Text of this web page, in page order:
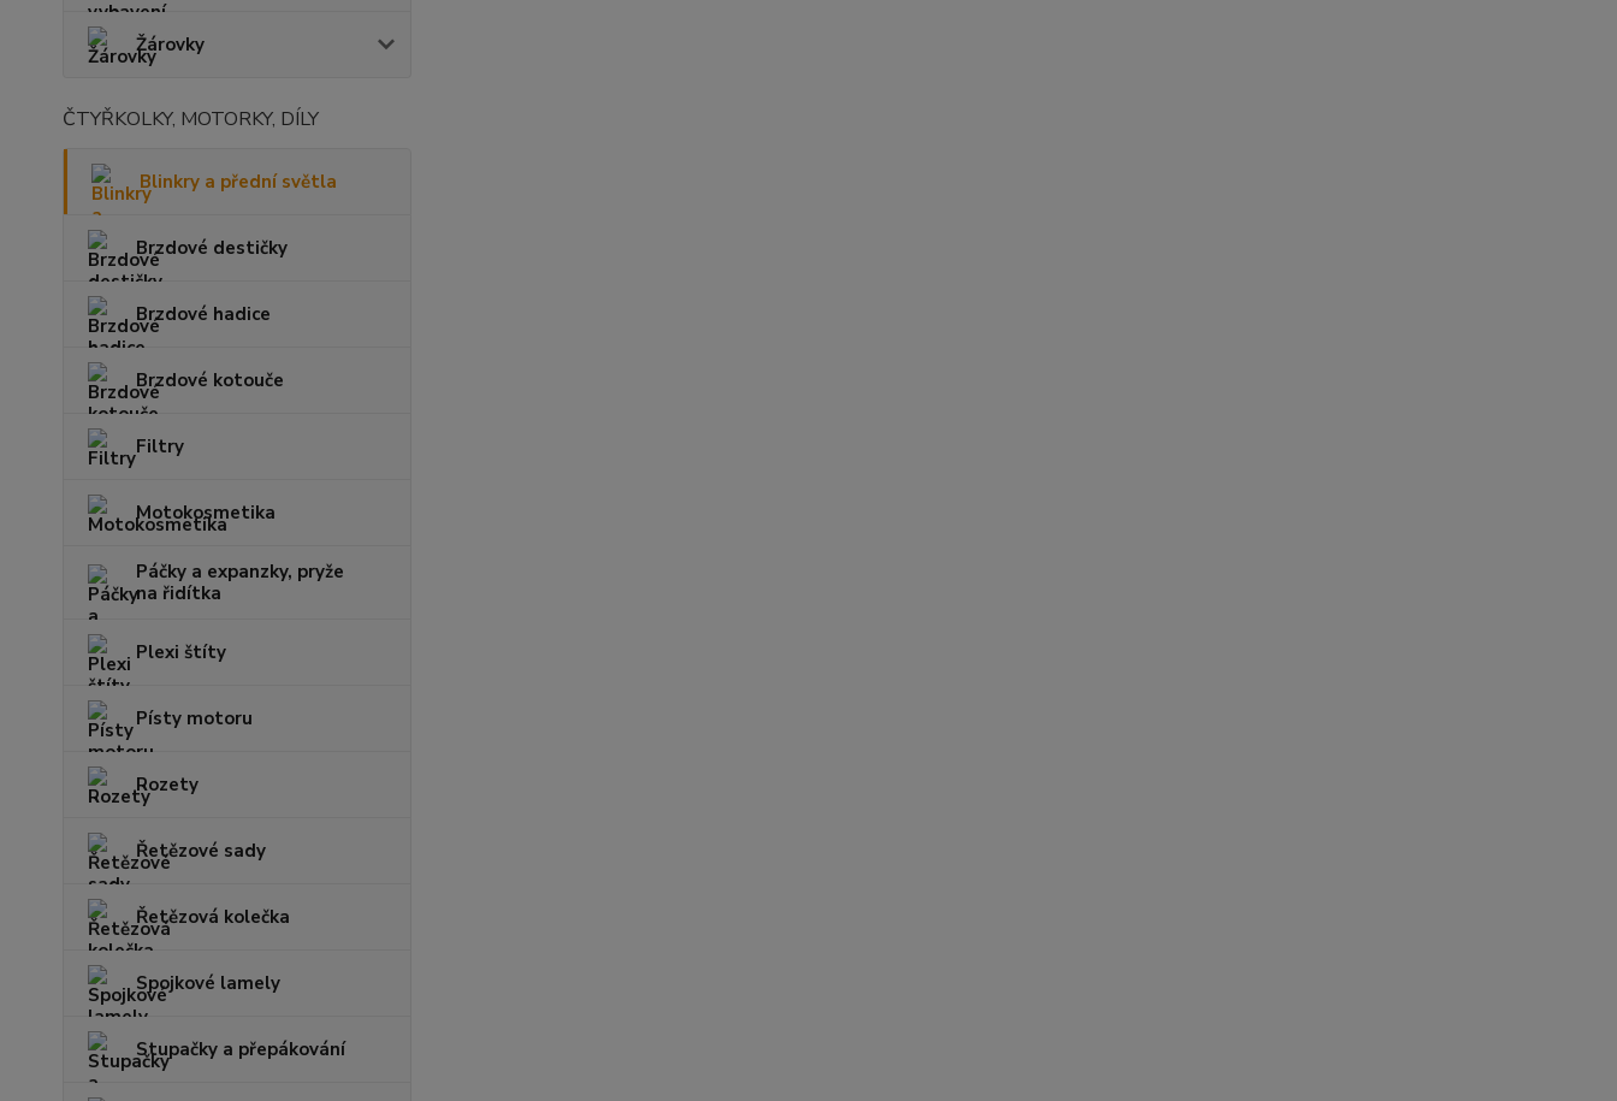
Žárovky
ČTYŘKOLKY, MOTORKY, DÍLY
Blinkry a přední světla
Brzdové destičky
Brzdové hadice
Brzdové kotouče
Filtry
Motokosmetika
Páčky a expanzky, pryže
na řidítka
Plexi štíty
Písty motoru
Rozety
Řetězové sady
Řetězová kolečka
Spojkové lamely
Stupačky a přepákování